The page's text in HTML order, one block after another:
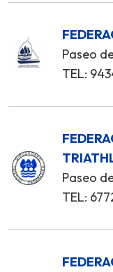
Paseo
TEL:
Paseo
TEL: